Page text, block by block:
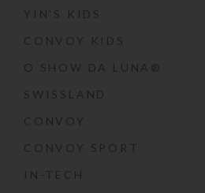
YIN’S KIDS
CONVOY KIDS
O SHOW DA LUNA®
SWISSLAND
CONVOY
CONVOY SPORT
IN-TECH